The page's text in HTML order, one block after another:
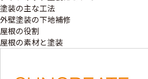
塗装の主な工法
外壁塗装の下地補修
屋根の役割
屋根の素材と塗装